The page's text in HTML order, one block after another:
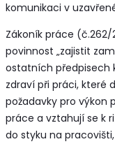
komunikaci v
Zákoník práce
povinnost „zajistit
ostatních předpisech
zdraví při práci, které
požadavky pro výkon
práce a vztahují se k
do styku na